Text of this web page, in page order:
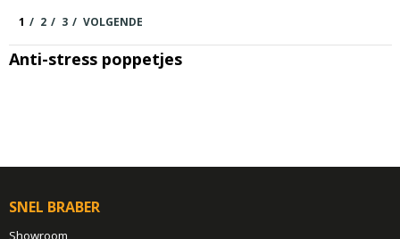
1 2 3 VOLGENDE
Anti-stress poppetjes
SNEL BRABER
Showroom